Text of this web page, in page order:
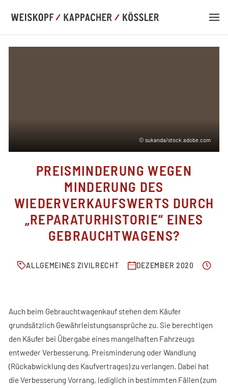
KOMPETENZ
TEAM
FACHBEITRÄGE
KONTAKT
© sukanda/stock.adobe.com
PREISMINDERUNG WEGEN
MINDERUNG DES
WIEDERVERKAUFSWERTS DURCH
„REPARATURHISTORIE“ EINES
GEBRAUCHTWAGENS?
ALLGEMEINES ZIVILRECHT DEZEMBER 2020
Auch beim Gebrauchtwagenkauf stehen dem Käufer
grundsätzlich Gewährleistungsansprüche zu. Sie berechtigen
den Käufer bei Übergabe eines mangelhaften Fahrzeugs
entweder Verbesserung, Preisminderung oder Wandlung
(Rückabwicklung des Kaufvertrages) zu verlangen. Dabei hat
die Verbesserung Vorrang, lediglich in bestimmten Fällen (zum